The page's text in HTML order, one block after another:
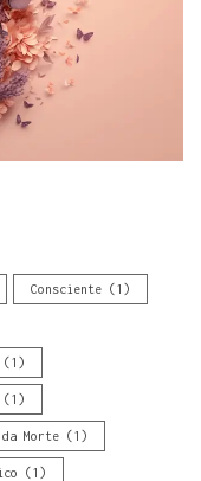
Consciente (1)
(1)
(1)
Morte (1)
(1)